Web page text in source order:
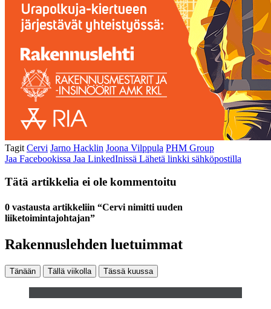
Tagit Cervi Jarno Hacklin Joona Vilppula PHM Group
Jaa Facebookissa Jaa LinkedInissä Lähetä linkki sähköpostilla
Tätä artikkelia ei ole kommentoitu
0 vastausta artikkeliin “Cervi nimitti uuden
liiketoimintajohtajan”
Rakennuslehden luetuimmat
Tänään Tällä viikolla Tässä kuussa